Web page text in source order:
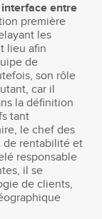
interface entre
première
les
lieu afin
de
son rôle
car il
la définition
tant
le chef des
de rentabilité et
responsable
il se
de clients,